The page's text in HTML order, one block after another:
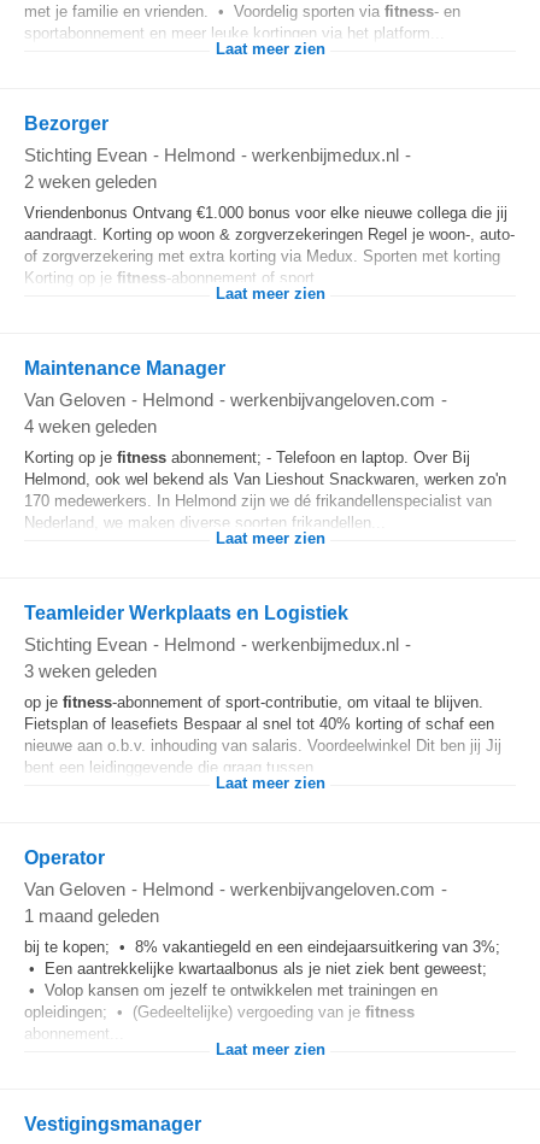
met je familie en vrienden. • Voordelig sporten via fitness- en
sportabonnement en meer leuke kortingen via het platform...
Laat meer zien
Bezorger
Stichting Evean - Helmond - werkenbijmedux.nl -
2 weken geleden
Vriendenbonus Ontvang €1.000 bonus voor elke nieuwe collega die jij
aandraagt. Korting op woon & zorgverzekeringen Regel je woon-, auto-
of zorgverzekering met extra korting via Medux. Sporten met korting
Korting op je fitness-abonnement of sport...
Laat meer zien
Maintenance Manager
Van Geloven - Helmond - werkenbijvangeloven.com -
4 weken geleden
Korting op je fitness abonnement; - Telefoon en laptop. Over Bij
Helmond, ook wel bekend als Van Lieshout Snackwaren, werken zo'n
170 medewerkers. In Helmond zijn we dé frikandellenspecialist van
Nederland, we maken diverse soorten frikandellen...
Laat meer zien
Teamleider Werkplaats en Logistiek
Stichting Evean - Helmond - werkenbijmedux.nl -
3 weken geleden
op je fitness-abonnement of sport-contributie, om vitaal te blijven.
Fietsplan of leasefiets Bespaar al snel tot 40% korting of schaf een
nieuwe aan o.b.v. inhouding van salaris. Voordeelwinkel Dit ben jij Jij
bent een leidinggevende die graag tussen...
Laat meer zien
Operator
Van Geloven - Helmond - werkenbijvangeloven.com -
1 maand geleden
bij te kopen; • 8% vakantiegeld en een eindejaarsuitkering van 3%;
• Een aantrekkelijke kwartaalbonus als je niet ziek bent geweest;
• Volop kansen om jezelf te ontwikkelen met trainingen en
opleidingen; • (Gedeeltelijke) vergoeding van je fitness
abonnement...
Laat meer zien
Vestigingsmanager